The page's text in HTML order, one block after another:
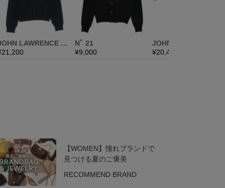
【WOMEN】憧れブランドで
見つける夏のご褒美
RECOMMEND BRAND